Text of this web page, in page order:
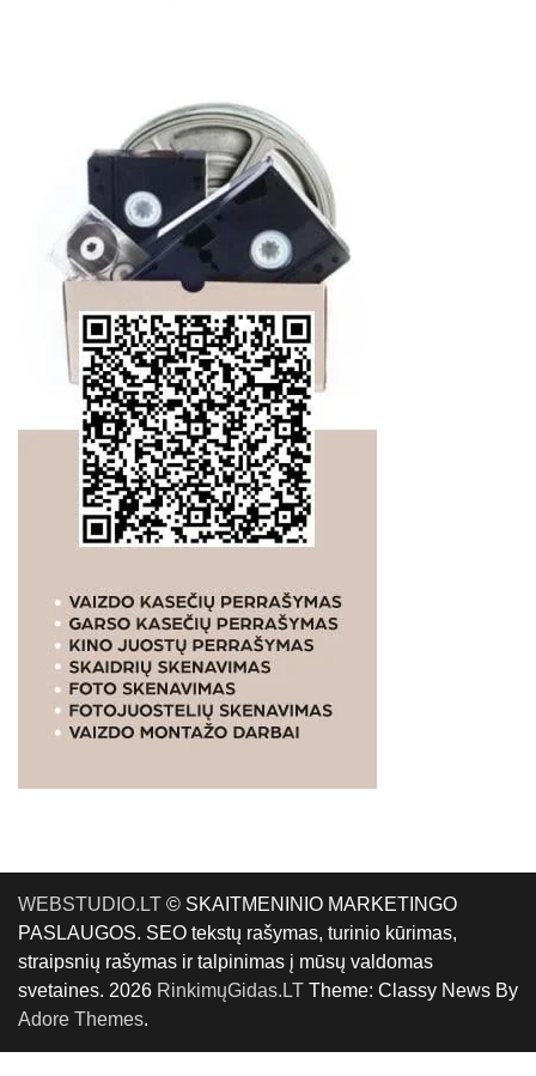
WEBSTUDIO.LT © SKAITMENINIO MARKETINGO
PASLAUGOS. SEO tekstų rašymas, turinio kūrimas,
straipsnių rašymas ir talpinimas į mūsų valdomas
svetaines. 2026 RinkimųGidas.LT Theme: Classy News By
Adore Themes.